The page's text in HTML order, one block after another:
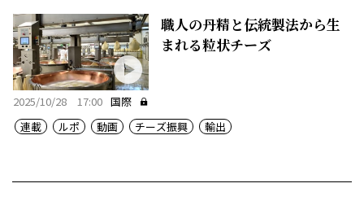
職人の丹精と伝統製法から生
まれる粒状チーズ
2025/10/28 17:00 国際
連載
ルポ 動画 チーズ振興 輸出